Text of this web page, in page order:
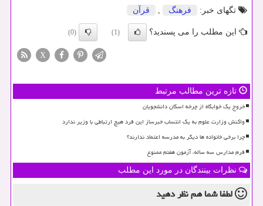
تگهای خبر:
فرهنگ , قرآن
این مطلب را می پسندید؟ (1)
(0)
X
تازه ترین مطالب مرتبط
خروج یک خوابگاه از چرخه اسکان دانشجویان
واکنش وزارت علوم به یک انتساب خبرساز این فرد هیچ ارتباطی با وزیر ندارد
چرا برخی خانواده ها دیگر به مدرسه اعتماد ندارند؟
فرم مدارس سه ساله، آزمون هفتم ممنوع
نظرات بینندگان در مورد این مطلب
لطفا شما همنظر دهید